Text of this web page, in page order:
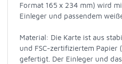
Format 165 x 234 mm) wird
Einleger und passendem
Material: Die Karte ist aus
und FSC-zertifiziertem Papier
gefertigt. Der Einleger und